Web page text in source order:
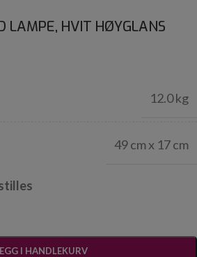
LAMPE, HVIT HØYGLANS
12.0 kg
49 cm x 17 cm
I HANDLEKURV